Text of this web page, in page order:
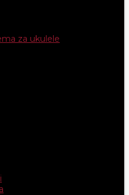
za ukulele